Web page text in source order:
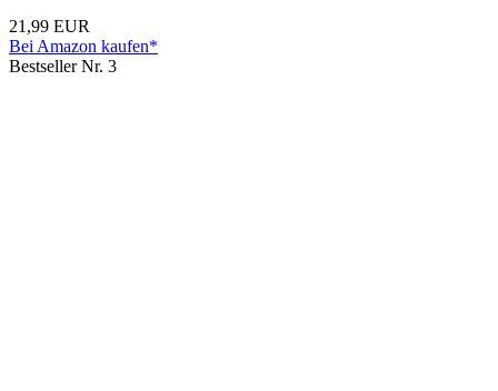
21,99 EUR
Bei Amazon kaufen*
Bestseller Nr. 3